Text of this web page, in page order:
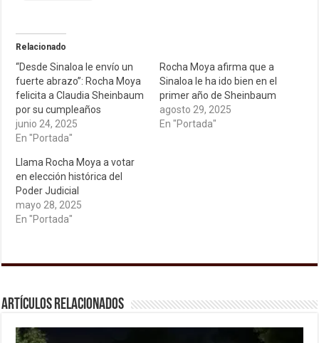
Relacionado
“Desde Sinaloa le envío un
fuerte abrazo”: Rocha Moya
felicita a Claudia Sheinbaum
por su cumpleaños
junio 24, 2025
En "Portada"
Rocha Moya afirma que a
Sinaloa le ha ido bien en el
primer año de Sheinbaum
agosto 29, 2025
En "Portada"
Llama Rocha Moya a votar
en elección histórica del
Poder Judicial
mayo 28, 2025
En "Portada"
Artículos relacionados